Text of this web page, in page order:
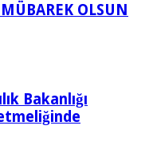
OLSUN
Bakanlığı